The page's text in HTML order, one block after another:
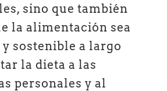
sino que también
la alimentación sea
sostenible a largo
la dieta a las
personales y al